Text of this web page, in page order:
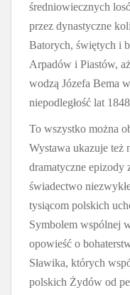
średniowiecznych
przez dynastyczne
Batorych, świętych i
Arpadów i Piastów,
wodzą Józefa Bema
niepodległość lat
To wszystko można
Wystawa ukazuje też
dramatyczne
świadectwo
tysiącom polskich
Symbolem wspólnej
opowieść o
Sławika, których
polskich Żydów od